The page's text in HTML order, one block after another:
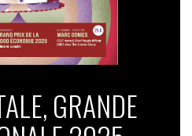
GRANDE